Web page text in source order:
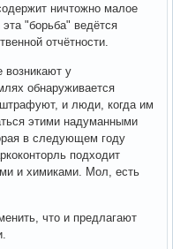
ничтожно малое
"борьба" ведётся
отчётности.
возникают у
обнаруживается
и люди, когда им
этими надуманными
в следующем году
подходит
и химиками. Мол, есть
что и предлагают